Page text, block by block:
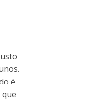
é
que